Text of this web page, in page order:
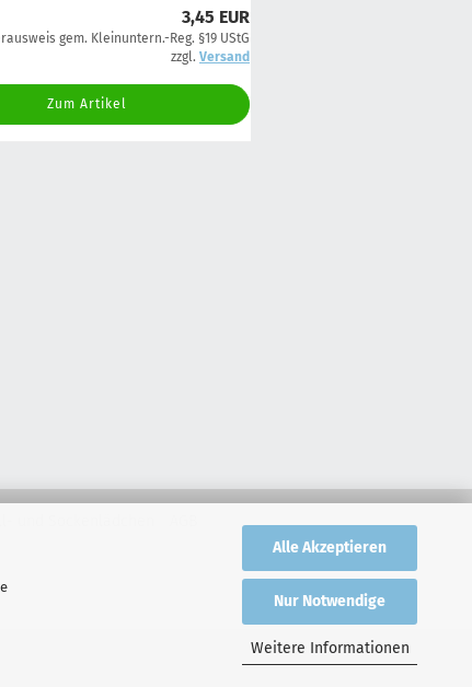
Alle Akzeptieren
Nur Notwendige
Weitere Informationen
3,45 EUR
gem. Kleinuntern.-Reg. §19 UStG
zzgl. Versand
Zum Artikel